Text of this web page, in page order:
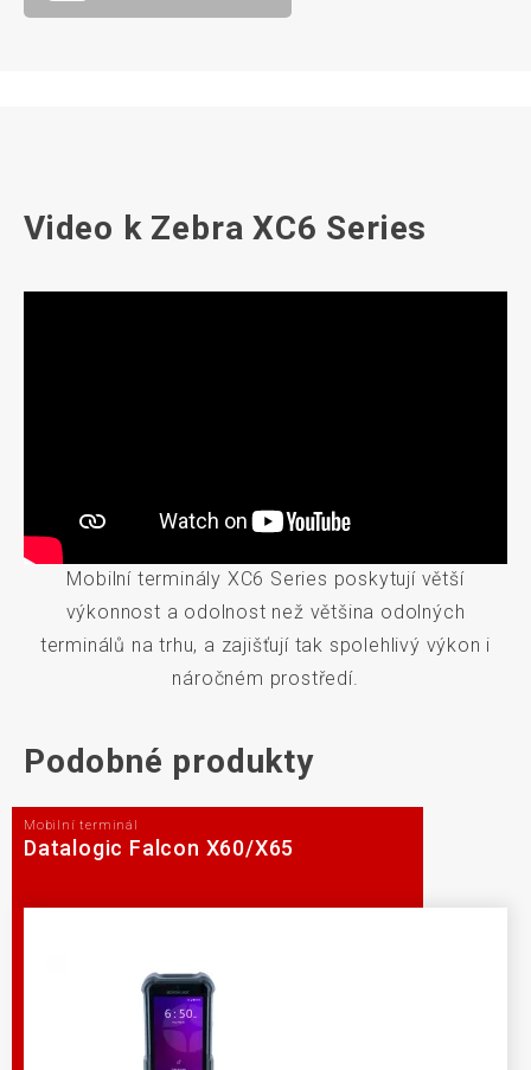
Video k Zebra XC6 Series
Mobilní terminály XC6 Series poskytují větší
výkonnost a odolnost než většina odolných
terminálů na trhu, a zajišťují tak spolehlivý výkon i
náročném prostředí.
Podobné produkty
Mobilní terminál
Datalogic Falcon X60/X65